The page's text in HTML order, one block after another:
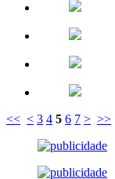
<< < 3 4 5 6 7 > >>